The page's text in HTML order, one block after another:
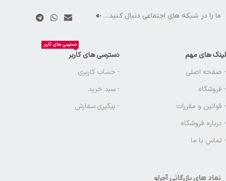
ما را در شبکه های اجتماعی دنبال کنید…
لینک های مهم
- صفحه اصلی
- فروشگاه
- قوانین و مقررات
- درباره فروشگاه
- تماس با ما
دسترسی های کاربر
دسترسی های کاربر
- حساب کاربری
- سبد خرید
- پیگیری سفارش
نماد های بازرگانی آجرلو